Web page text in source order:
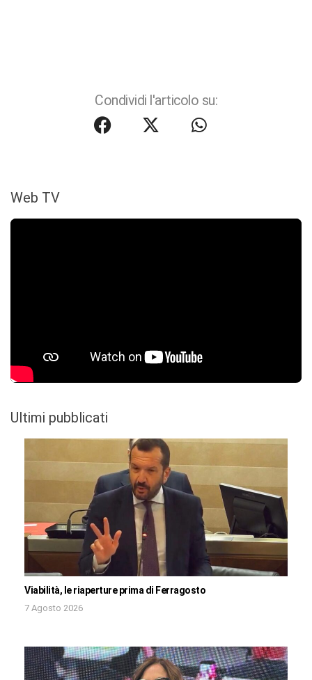
Condividi l'articolo su:
Web TV
Ultimi pubblicati
Viabilità, le riaperture prima di Ferragosto
7 Agosto 2026